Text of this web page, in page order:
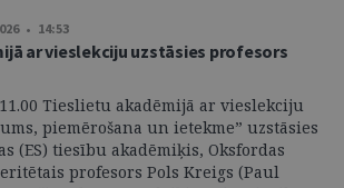
• 14:53
ar vieslekciju uzstāsies profesors
Tieslietu akadēmijā ar vieslekciju
piemērošana un ietekme” uzstāsies
(ES) tiesību akadēmiķis, Oksfordas
profesors Pols Kreigs (Paul